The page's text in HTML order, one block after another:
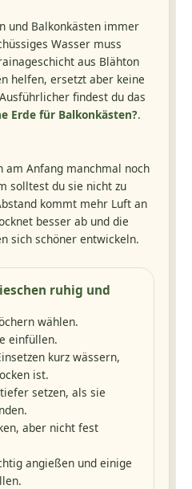
und Balkonkästen immer
Wasser muss
aus Blähton
helfen, ersetzt aber keine
findest du das
Erde für Balkonkästen?.
am Anfang manchmal noch
solltest du sie nicht zu
kommt mehr Luft an
besser ab und die
sich schöner entwickeln.
ruhig und
wählen.
einfüllen.
kurz wässern,
ist.
setzen, als sie
aber nicht fest
angießen und einige